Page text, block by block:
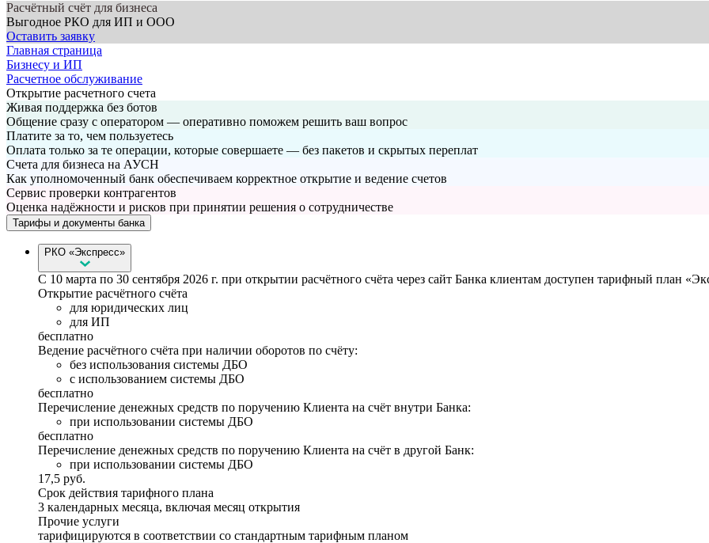
Расчётный счёт для бизнеса
Выгодное РКО для ИП и ООО
Оставить заявку
Главная страница
Бизнесу и ИП
Расчетное обслуживание
Открытие расчетного счета
Живая поддержка без ботов
Общение сразу с оператором — оперативно поможем решить ваш вопрос
Платите за то, чем пользуетесь
Оплата только за те операции, которые совершаете — без пакетов и скрытых переплат
Счета для бизнеса на АУСН
Как уполномоченный банк обеспечиваем корректное открытие и ведение счетов
Сервис проверки контрагентов
Оценка надёжности и рисков при принятии решения о сотрудничестве
Тарифы и документы банка
РКО «Экспресс»
С 10 марта по 30 сентября 2026 г. при открытии расчётного счёта через сайт Банка клиентам доступен тарифный план
Открытие расчётного счёта
для юридических лиц
для ИП
бесплатно
Ведение расчётного счёта при наличии оборотов по счёту:
без использования системы ДБО
с использованием системы ДБО
бесплатно
Перечисление денежных средств по поручению Клиента на счёт внутри Банка:
при использовании системы ДБО
бесплатно
Перечисление денежных средств по поручению Клиента на счёт в другой Банк:
при использовании системы ДБО
17,5 руб.
Срок действия тарифного плана
3 календарных месяца, включая месяц открытия
Прочие услуги
тарифицируются в соответствии со стандартным тарифным планом